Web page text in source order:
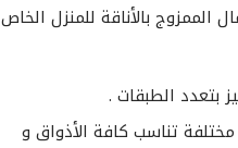
الممزوج بالأناقة للمنزل الخاص
بتعدد الطبقات .
مختلفة تناسب كافة الأذواق و